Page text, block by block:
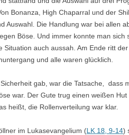
Bonanza, High Chaparral und der
Auswahl. Die Handlung war bei allen
Böse. Und immer konnte man sich
auch aussah. Am Ende ritt
und alle waren glücklich.
gab, war die Tatsache, dass
war. Der Gute trug einen weißen Hut
heißt, die Rollenverteilung war klar.
im Lukasevangelium (LK 18, 9-14)